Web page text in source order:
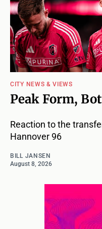
CITY NEWS & VIEWS
Peak Form,
Reaction to the
Hannover 96
BILL JANSEN
August 8, 2026